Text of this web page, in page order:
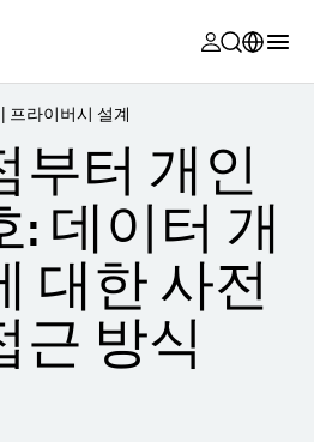
opens in a
Helios
opens in a
Alta
opens in a
지원
opens in a
제품 설명서
opens in a
opens in a
opens in a
opens in a
English (U.S.)
Deutsch (Germany)
Français (France)
日本語 (Japan)
Português (Brazil)
프라이버시 설계
부터 개인
: 데이터 개
대한 사전
근 방식